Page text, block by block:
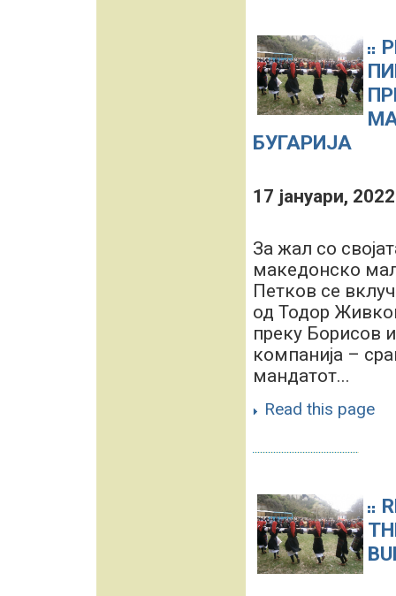
БУГАРИЈА
17 јануари, 2022
За жал со
македонско
Петков се
од Тодор
преку Борисов
компанија –
мандатот...
Read this page